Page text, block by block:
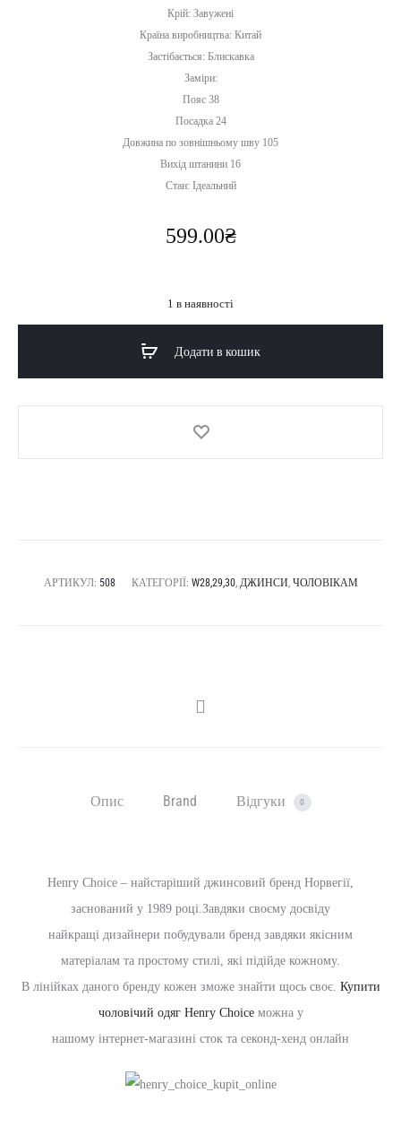
Крій: Завужені
Країна виробництва: Китай
Застібається: Блискавка
Заміри:
Пояс 38
Посадка 24
Довжина по зовнішньому шву 105
Вихід штанини 16
Стан: Ідеальний
599.00₴
1 в наявності
Додати в кошик
АРТИКУЛ: 508 КАТЕГОРІЇ: W28,29,30, ДЖИНСИ, ЧОЛОВІКАМ
SHARE
Опис Brand Відгуки 0
Henry Choice – найстаріший джинсовий бренд Норвегії,
заснований у 1989 році.Завдяки своєму досвіду
найкращі дизайнери побудували бренд завдяки якісним
матеріалам та простому стилі, які підійде кожному.
В лінійках даного бренду кожен зможе знайти щось своє. Купити
чоловічий одяг Henry Choiceможна у
нашому інтернет-магазині сток та секонд-хенд онлайн